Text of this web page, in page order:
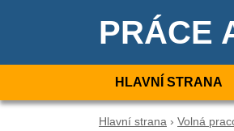
PRÁCE
HLAVNÍ STRANA
Hlavní strana › Volná